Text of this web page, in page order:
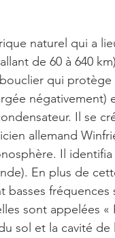
naturel qui a
de 60 à 640
qui
négativement)
Il se
allemand
Il
En plus de
basses
sont appelées «
sol et la cavité